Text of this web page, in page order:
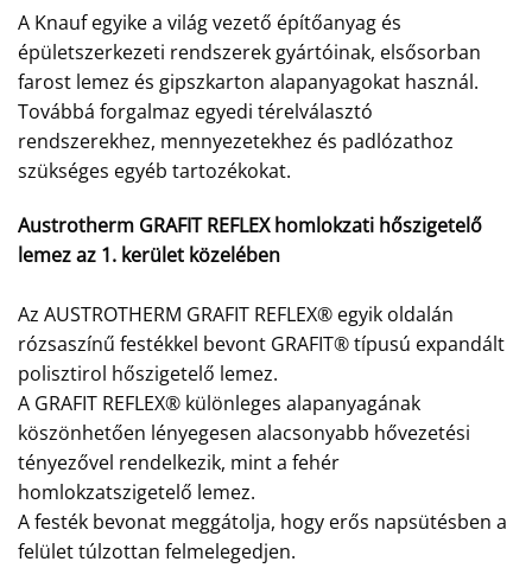
A Knauf egyike a világ vezető építőanyag és
épületszerkezeti rendszerek gyártóinak, elsősorban
farost lemez és gipszkarton alapanyagokat használ.
Továbbá forgalmaz egyedi térelválasztó
rendszerekhez, mennyezetekhez és padlózathoz
szükséges egyéb tartozékokat.
Austrotherm GRAFIT REFLEX homlokzati hőszigetelő
lemez az 1. kerület közelében
Az AUSTROTHERM GRAFIT REFLEX® egyik oldalán
rózsaszínű festékkel bevont GRAFIT® típusú expandált
polisztirol hőszigetelő lemez.
A GRAFIT REFLEX® különleges alapanyagának
köszönhetően lényegesen alacsonyabb hővezetési
tényezővel rendelkezik, mint a fehér
homlokzatszigetelő lemez.
A festék bevonat meggátolja, hogy erős napsütésben a
felület túlzottan felmelegedjen.